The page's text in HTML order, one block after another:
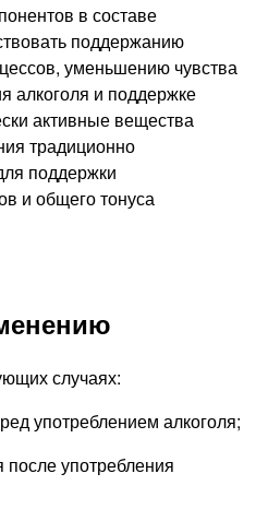
в составе
поддержанию
уменьшению чувства
алкоголя и поддержке
активные вещества
традиционно
поддержки
и общего тонуса
случаях:
употреблением алкоголя;
употребления